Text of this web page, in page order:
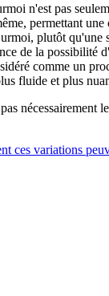
n'est pas
permettant
plutôt
de la possibilité
comme un
fluide et plus
ces variations